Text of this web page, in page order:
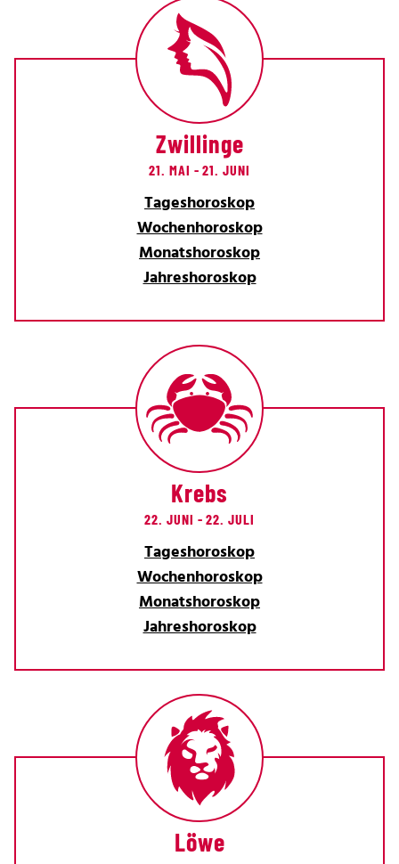
Zwillinge
21. MAI - 21. JUNI
Tageshoroskop
Wochenhoroskop
Monatshoroskop
Jahreshoroskop
Krebs
22. JUNI - 22. JULI
Tageshoroskop
Wochenhoroskop
Monatshoroskop
Jahreshoroskop
Löwe